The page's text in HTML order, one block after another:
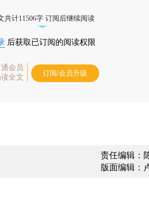
共计11506字 订阅后继续阅读
后获取已订阅的阅读权限
会员
全文
订阅/会员升级
责任编辑：
版面编辑：